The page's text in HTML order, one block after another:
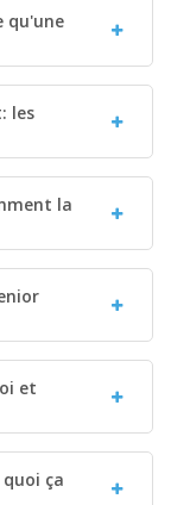
qu'une
les
la
et
ça